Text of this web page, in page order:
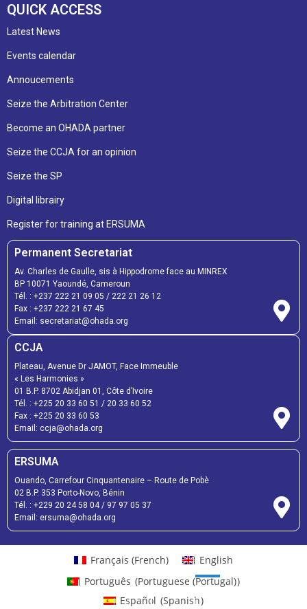
QUICK ACCESS
Latest News
Events calendar
Annoucements
Seize the Arbitration Center
Become an OHADA partner
Seize the CCJA for an opinion
Seize the SP
Digital librairy
Register for training at ERSUMA
Permanent Secretariat
Av. Charles de Gaulle, sis à Hippodrome face au MINREX
BP 10071 Yaoundé, Cameroun
Tél. : +237 222 21 09 05 / 222 21 26 12
Fax : +237 222 21 67 45
Email: secretariat@ohada.org
CCJA
Plateau, Avenue Dr JAMOT, Face Immeuble
« Les Harmonies »
01 B.P. 8702 Abidjan 01, Côte d’Ivoire
Tél. : +225 20 33 60 51 / 20 33 60 52
Fax : +225 20 33 60 53
Email: ccja@ohada.org
ERSUMA
Ouando, Carrefour Cinquantenaire – Route de Pobè
02 B.P. 353 Porto-Novo, Bénin
Tél. : +229 20 24 58 04/ 97 97 05 37
Email: ersuma@ohada.org
Français (French)
English
Português (Portuguese (Portugal))
Español (Spanish)